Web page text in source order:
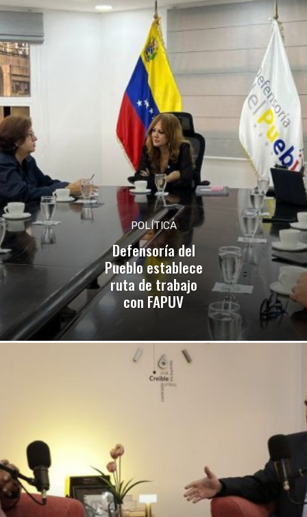
POLÍTICA
Defensoría del
Pueblo establece
ruta de trabajo
con FAPUV